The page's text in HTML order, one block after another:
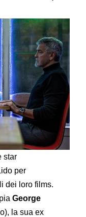
star
per
dei loro films.
George
la sua ex